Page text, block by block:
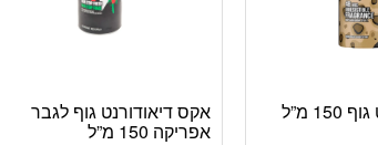
אקס דאודורנט גוף 150 מ”ל אקס דיאודורנט גוף לגבר
אפריקה 150 מ”ל